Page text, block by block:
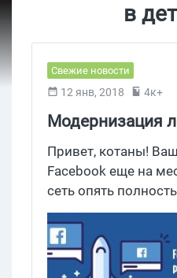
в
Свежие новости
12 янв, 2018 4к+
Модернизация
ударит по
Привет, котаны!
Facebook еще на
сеть опять
отбора постов в
Представители
рекламы станет
приоритетным